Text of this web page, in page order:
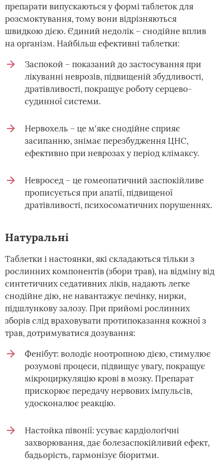
препарати випускаються у формі таблеток для
розсмоктування, тому вони відрізняються
швидкою дією. Єдиний недолік – снодійне вплив
на організм. Найбільш ефективні таблетки:
Заспокой – показаний до застосування при
лікуванні неврозів, підвищеній збудливості,
дратівливості, покращує роботу серцево-
судинної системи.
Нервохель – це м'яке снодійне сприяє
засипанню, знімає перезбудження ЦНС,
ефективно при неврозах у період клімаксу.
Невросед – це гомеопатичний заспокійливе
прописується при апатії, підвищеної
дратівливості, психосоматичних порушеннях.
Натуральні
Таблетки і настоянки, які складаються тільки з
рослинних компонентів (збори трав), на відміну від
синтетичних седативних ліків, надають легке
снодійне дію, не навантажує печінку, нирки,
підшлункову залозу. При прийомі рослинних
зборів слід враховувати протипоказання кожної з
трав, дотримуватися дозування:
Фенібут: володіє ноотропною дією, стимулює
розумові процеси, підвищує увагу, покращує
мікроциркуляцію крові в мозку. Препарат
прискорює передачу нервових імпульсів,
удосконалює реакцію.
Настойка півонії: усуває кардіологічні
захворювання, дає болезаспокійливий ефект,
бадьорість, гармонізує біоритми.